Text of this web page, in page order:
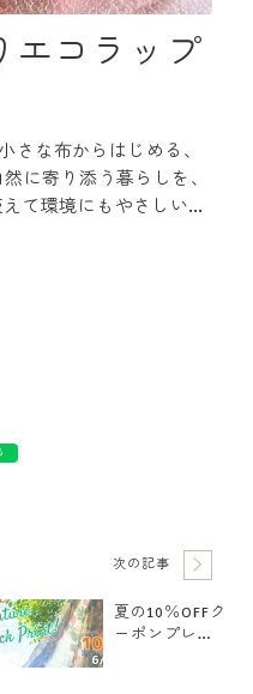
エコラップ
さな布からはじめる、
然に寄り添う暮らしを、
て環境にもやさしい
次の記事
夏の10％OFFク
ーポンプレゼ